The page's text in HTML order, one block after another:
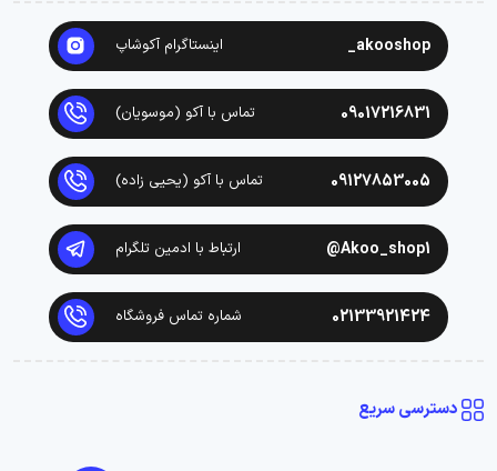
akooshop_ اینستاگرام آکوشاپ
09017216831 تماس با آکو (موسویان)
09127853005 تماس با آکو (یحیی زاده)
Akoo_shop1@ ارتباط با ادمین تلگرام
02133921424 شماره تماس فروشگاه
دسترسی سریع